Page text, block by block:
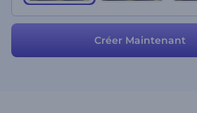
Créer Maintenant